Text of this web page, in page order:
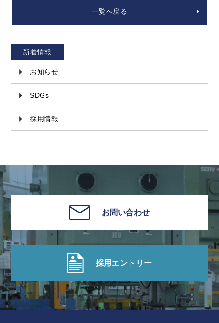
一覧へ戻る
新着情報
お知らせ
SDGs
採用情報
お問い合わせ
採用エントリー